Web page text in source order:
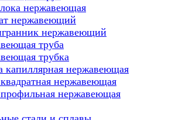
нержавеющая
нержавеющий
нержавеющий
труба
трубка
капиллярная нержавеющая
нержавеющая
нержавеющая